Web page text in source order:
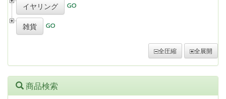
イヤリング
雑貨
全圧縮 全展開
商品検索